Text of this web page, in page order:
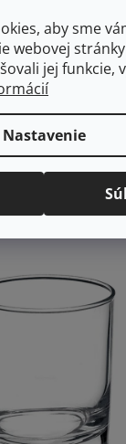
aby sme
webovej stránky
jej funkcie,
Nastavenie
/ Poháre / Na vodu a
245 ml
ml
hodnotenia